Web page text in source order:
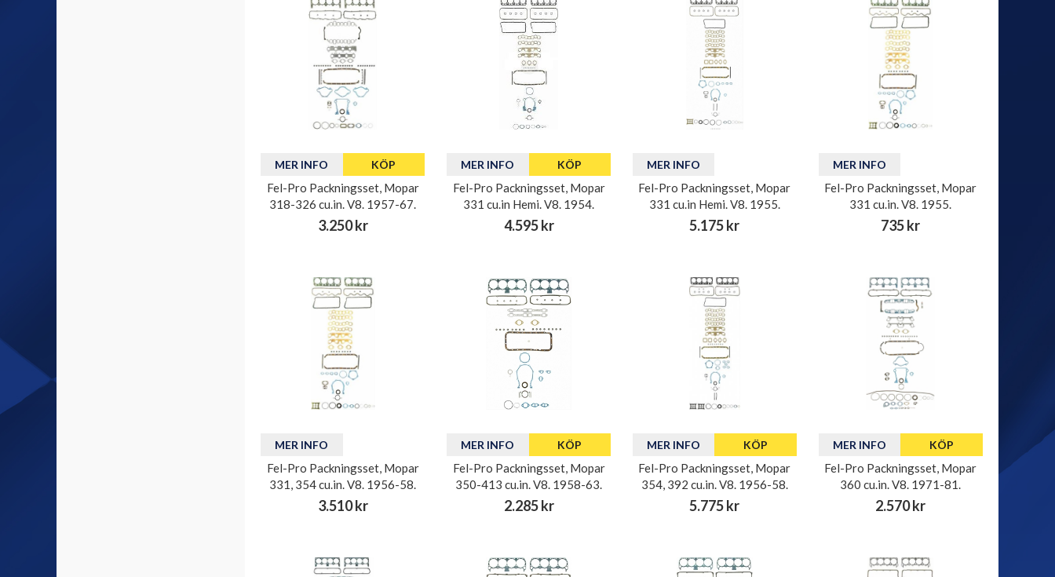
MER INFO KÖP
Fel-Pro Packningsset, Mopar
318-326 cu.in. V8. 1957-67.
3.250 kr
MER INFO KÖP
Fel-Pro Packningsset, Mopar
331 cu.in Hemi. V8. 1954.
4.595 kr
MER INFO
Fel-Pro Packningsset, Mopar
331 cu.in Hemi. V8. 1955.
5.175 kr
MER INFO
Fel-Pro Packningsset, Mopar
331 cu.in. V8. 1955.
735 kr
MER INFO
Fel-Pro Packningsset, Mopar
331, 354 cu.in. V8. 1956-58.
3.510 kr
MER INFO KÖP
Fel-Pro Packningsset, Mopar
350-413 cu.in. V8. 1958-63.
2.285 kr
MER INFO KÖP
Fel-Pro Packningsset, Mopar
354, 392 cu.in. V8. 1956-58.
5.775 kr
MER INFO KÖP
Fel-Pro Packningsset, Mopar
360 cu.in. V8. 1971-81.
2.570 kr